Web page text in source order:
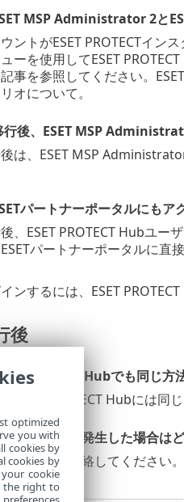
MSP Administrator 2と
ントがESET PROTECTイン
ーを使用してESET
事を参照してください。
オについて。
行後、ESET MSP
は、ESET MSP
パートナーポータルにも
、ESET PROTECT Hubユー
パートナーポータルに直
ンするには、ESET
後
PROTECT Hubでも同じ
。ESET PROTECT Hubには
行後に問題が発生した場合は
サポートに連絡してください
optimized
you with
cookies by
cookies by
cookie
the right to